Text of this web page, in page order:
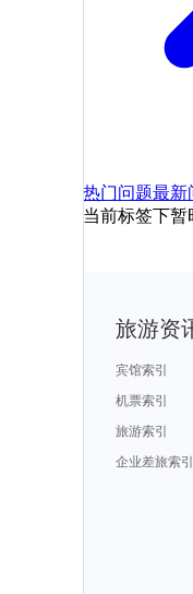
热门问题最新
当前标签下暂
旅游资
宾馆索引
机票索引
旅游索引
企业差旅索引